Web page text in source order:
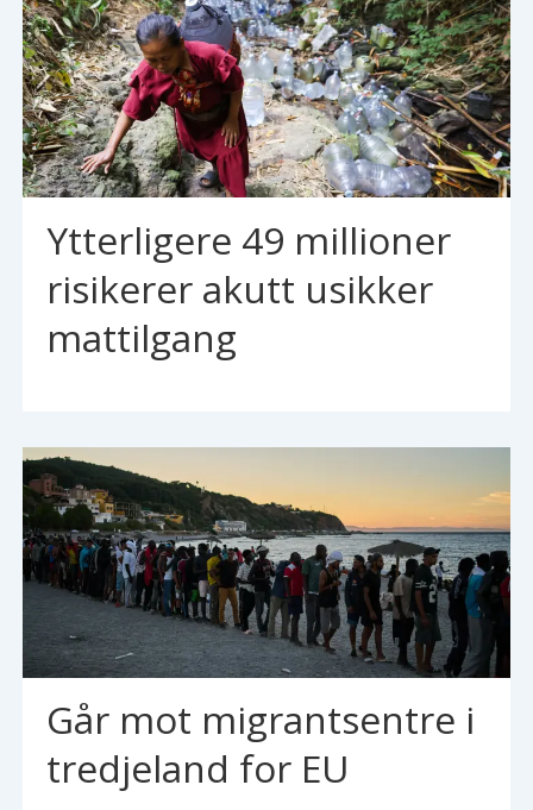
Ytterligere 49 millioner
risikerer akutt usikker
mattilgang
Går mot migrantsentre i
tredjeland for EU